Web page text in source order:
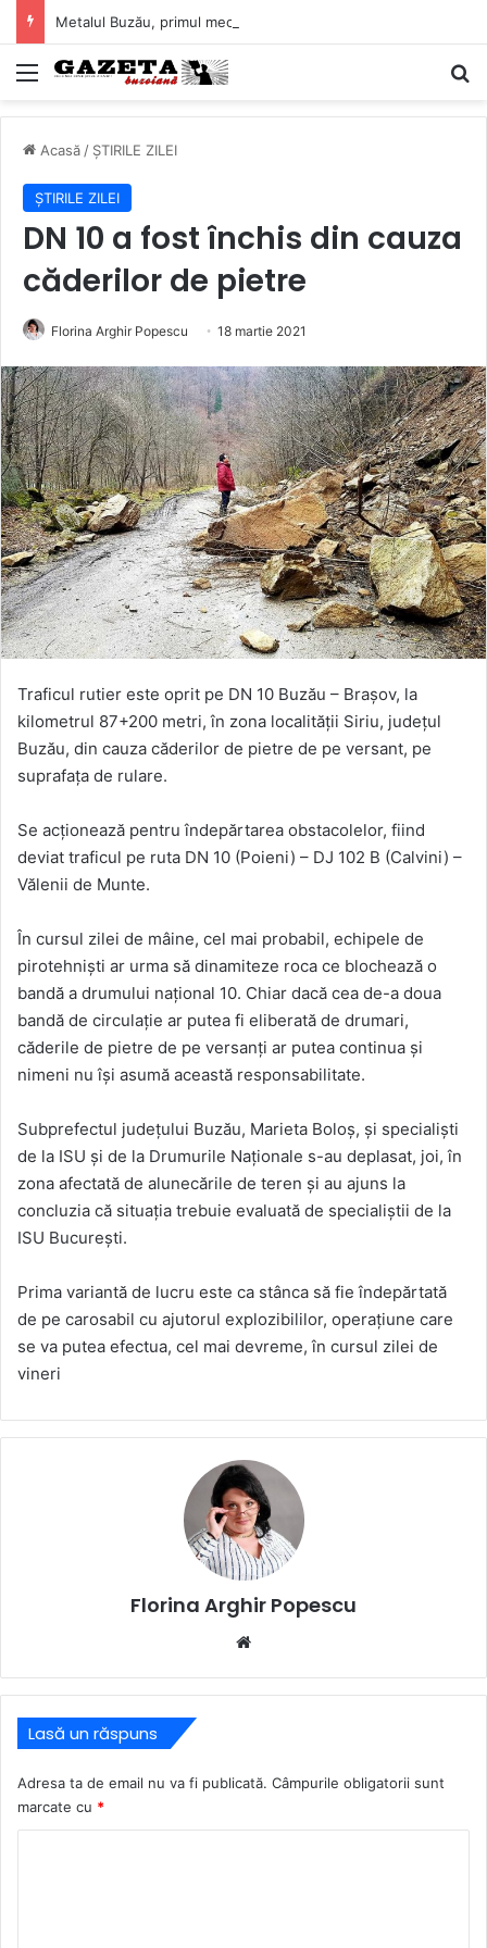
Mediu
Acasă / ȘTIRILE ZILEI
ȘTIRILE ZILEI
DN 10 a fost închis din cauza
căderilor de pietre
Florina Arghir Popescu 18 martie 2021
Traficul rutier este oprit pe DN 10 Buzău – Brașov, la
kilometrul 87+200 metri, în zona localității Siriu, județul
Buzău, din cauza căderilor de pietre de pe versant, pe
suprafața de rulare.
Se acționează pentru îndepărtarea obstacolelor, fiind
deviat traficul pe ruta DN 10 (Poieni) – DJ 102 B (Calvini) –
Vălenii de Munte.
În cursul zilei de mâine, cel mai probabil, echipele de
pirotehniști ar urma să dinamiteze roca ce blochează o
bandă a drumului național 10. Chiar dacă cea de-a doua
bandă de circulație ar putea fi eliberată de drumari,
căderile de pietre de pe versanți ar putea continua și
nimeni nu își asumă această responsabilitate.
Subprefectul județului Buzău, Marieta Boloș, și specialiști
de la ISU și de la Drumurile Naționale s-au deplasat, joi, în
zona afectată de alunecările de teren și au ajuns la
concluzia că situația trebuie evaluată de specialiştii de la
ISU București.
Prima variantă de lucru este ca stânca să fie îndepărtată
de pe carosabil cu ajutorul explozibililor, operațiune care
se va putea efectua, cel mai devreme, în cursul zilei de
vineri
Florina Arghir Popescu
Lasă un răspuns
Adresa ta de email nu va fi publicată. Câmpurile obligatorii sunt
marcate cu *